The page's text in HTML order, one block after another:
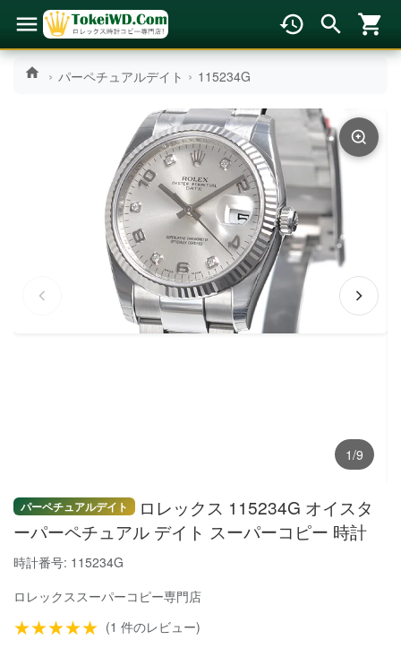
パーペチュアルデイト 115234G
1/9
パーペチュアルデイト
ロレックス 115234G オイスタ
ーパーペチュアル デイト スーパーコピー 時計
時計番号: 115234G
ロレックススーパーコピー専門店
★★★★★ (1 件のレビュー)